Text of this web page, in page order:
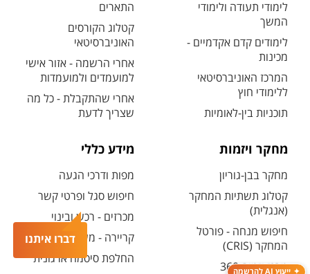
דברו איתנו
ייעוץ AI להרשמה
לימודי תעודה ולימודי
המשך
לימודים קדם אקדמיים -
מכינות
המרכז האוניברסיטאי
ללימודי חוץ
תוכניות בין-לאומיות
התארים
קטלוג הקורסים
האוניברסיטאי
אחרי הרשמה - אזור אישי
למועמדים ולמועמדות
אחרי שהתקבלת - כל מה
שצריך לדעת
מחקר ויזמות
מחקר בבן-גוריון
קטלוג תשתיות המחקר
(אנגלית)
חיפוש מנחה - פורטל
המחקר (CRIS)
מרכז יזמות 360
מידע כללי
מפות ודרכי הגעה
חיפוש סגל ופרטי קשר
מכרזים - רכש ובינוי
קריירה - משרות פתוחות
החלפת סיסמה ארגונית